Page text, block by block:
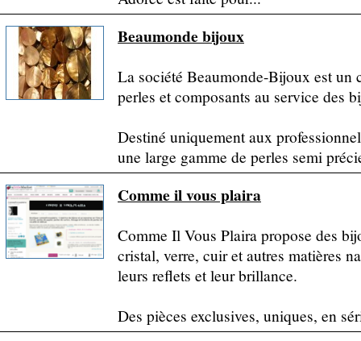
Beaumonde bijoux
La société Beaumonde-Bijoux est un
perles et composants au service des
Destiné uniquement aux
une large gamme de perles semi
Comme il vous plaira
Comme Il Vous Plaira propose des
cristal, verre, cuir et autres matières
leurs reflets et leur brillance.
Des pièces exclusives, uniques, en